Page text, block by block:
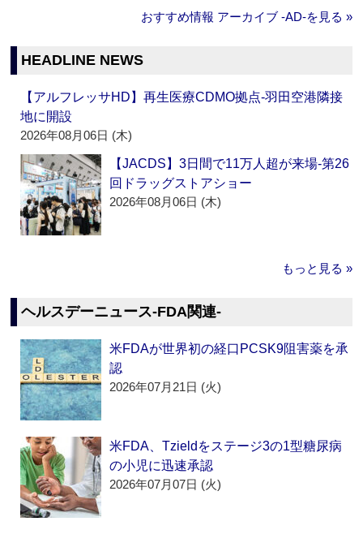
おすすめ情報 アーカイブ ‐AD‐を見る »
HEADLINE NEWS
【アルフレッサHD】再生医療CDMO拠点‐羽田空港隣接
地に開設
2026年08月06日 (木)
【JACDS】3日間で11万人超が来場‐第26
回ドラッグストアショー
2026年08月06日 (木)
もっと見る »
ヘルスデーニュース‐FDA関連‐
米FDAが世界初の経口PCSK9阻害薬を承
認
2026年07月21日 (火)
米FDA、Tzieldをステージ3の1型糖尿病
の小児に迅速承認
2026年07月07日 (火)